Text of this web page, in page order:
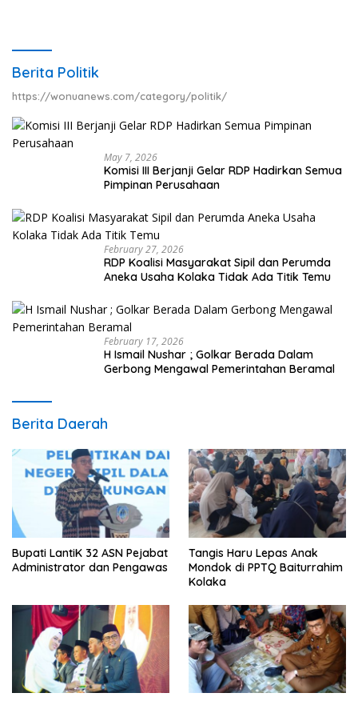
Berita Politik
https://wonuanews.com/category/politik/
May 7, 2026
Komisi III Berjanji Gelar RDP Hadirkan Semua
Pimpinan Perusahaan
February 27, 2026
RDP Koalisi Masyarakat Sipil dan Perumda
Aneka Usaha Kolaka Tidak Ada Titik Temu
February 17, 2026
H Ismail Nushar ; Golkar Berada Dalam
Gerbong Mengawal Pemerintahan Beramal
Berita Daerah
Bupati LantiK 32 ASN Pejabat
Administrator dan Pengawas
Tangis Haru Lepas Anak
Mondok di PPTQ Baiturrahim
Kolaka